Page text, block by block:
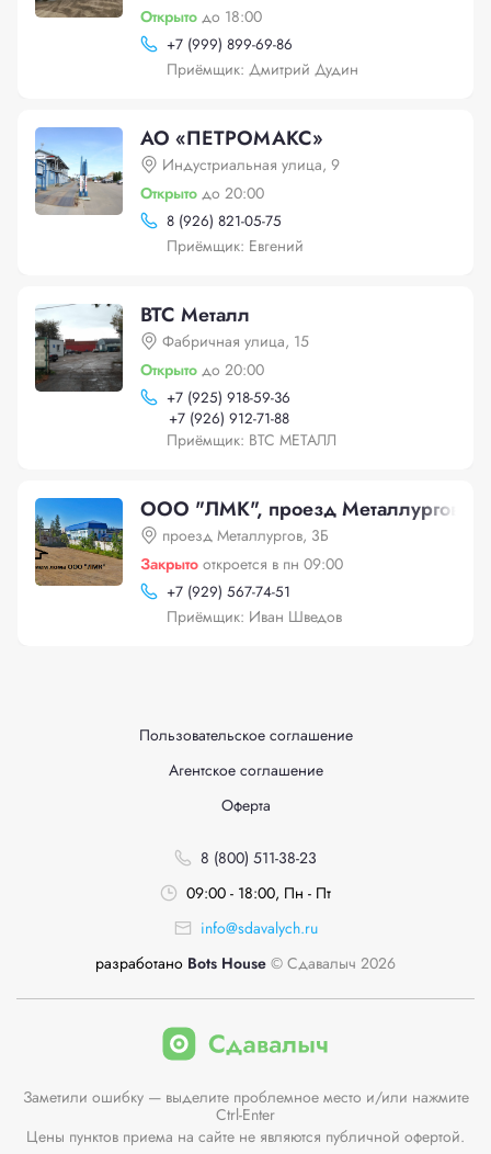
Открыто до 18:00
+7 (999) 899-69-86
Приёмщик: Дмитрий Дудин
АО «ПЕТРОМАКС»
Индустриальная улица, 9
Открыто до 20:00
8 (926) 821-05-75
Приёмщик: Евгений
ВТС Металл
Фабричная улица, 15
Открыто до 20:00
+7 (925) 918-59-36
+7 (926) 912-71-88
Приёмщик: ВТС МЕТАЛЛ
ООО "ЛМК", проезд Металлургов,
проезд Металлургов, 3Б
Закрыто откроется в пн 09:00
+7 (929) 567-74-51
Приёмщик: Иван Шведов
Пользовательское соглашение
Агентское соглашение
Оферта
8 (800) 511-38-23
09:00 - 18:00, Пн - Пт
info@sdavalych.ru
разработано Bots House © Сдавалыч 2026
Заметили ошибку — выделите проблемное место и/или нажмите
Ctrl-Enter
Цены пунктов приема на сайте не являются публичной офертой.